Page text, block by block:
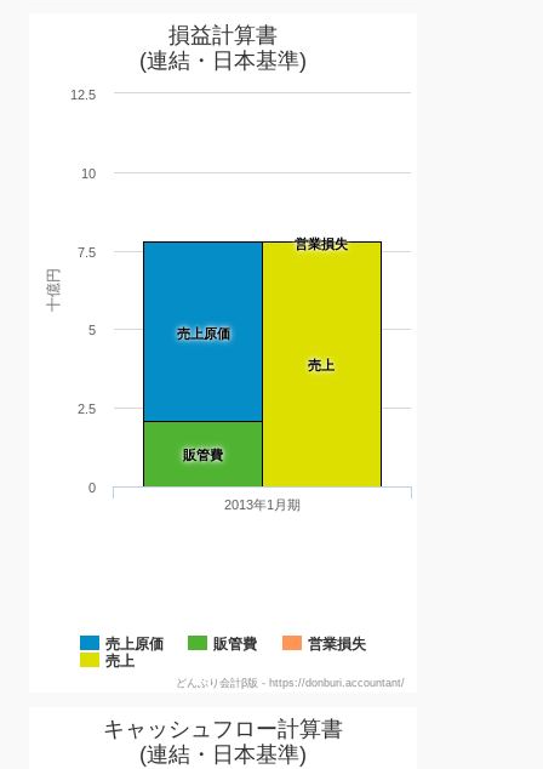
十億円
損益計算書
(連結・日本基準)
売上原価
販管費
営業損失
売上
売上原価 販管費
営業損失
売上
2013年1月期
0
2.5
5
7.5
10
12.5
どんぶり会計β版 - https://donburi.accountant/
キャッシュフロー計算書
(連結・日本基準)